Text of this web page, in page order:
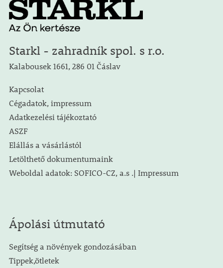
Starkl - zahradník spol. s r.o.
Kalabousek 1661, 286 01 Čáslav
Kapcsolat
Cégadatok, impressum
Adatkezelési tájékoztató
ASZF
Elállás a vásárlástól
Letölthető dokumentumaink
Weboldal adatok: SOFICO-CZ, a.s .| Impressum
Ápolási útmutató
Segítség a növények gondozásában
Tippek,ötletek